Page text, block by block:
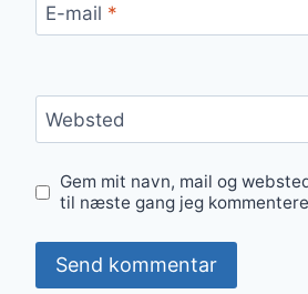
E-mail *
Websted
Gem mit navn, mail og
til næste gang jeg